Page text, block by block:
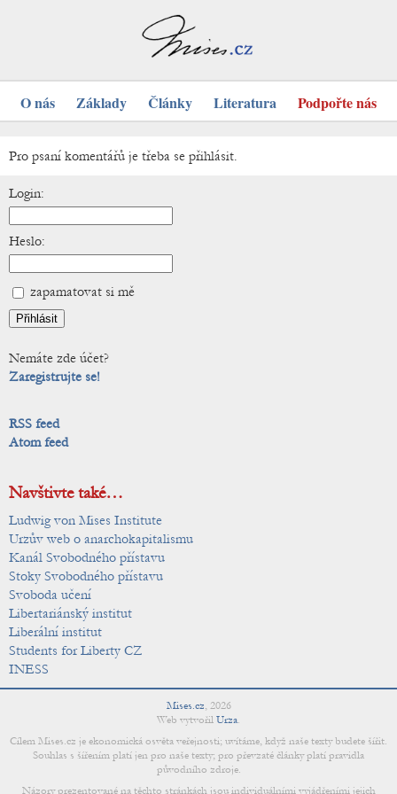
O nás Základy Články Literatura Podpořte nás
Pro psaní komentářů je třeba se přihlásit.
Login:
Heslo:
zapamatovat si mě
Nemáte zde účet?
Zaregistrujte se!
RSS feed
Atom feed
Navštivte také…
Ludwig von Mises Institute
Urzův web o anarchokapitalismu
Kanál Svobodného přístavu
Stoky Svobodného přístavu
Svoboda učení
Libertariánský institut
Liberální institut
Students for Liberty CZ
INESS
Mises.cz, 2026
Web vytvořil Urza.
Cílem Mises.cz je ekonomická osvěta veřejnosti; uvítáme, když naše texty budete šířit.
Souhlas s šířením platí jen pro naše texty; pro převzaté články platí pravidla
původního zdroje.
Názory prezentované na těchto stránkách jsou individuálními vyjádřeními jejich